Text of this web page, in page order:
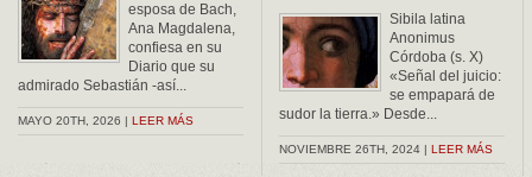
esposa de Bach,
Ana Magdalena,
confiesa en su
Diario que su
admirado Sebastián -así...
MAYO 20TH, 2026 | LEER MÁS
Sibila latina
Anonimus
Córdoba (s. X)
«Señal del juicio:
se empapará de
sudor la tierra.» Desde...
NOVIEMBRE 26TH, 2024 | LEER MÁS